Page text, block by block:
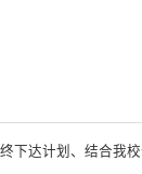
下达计划、结合我